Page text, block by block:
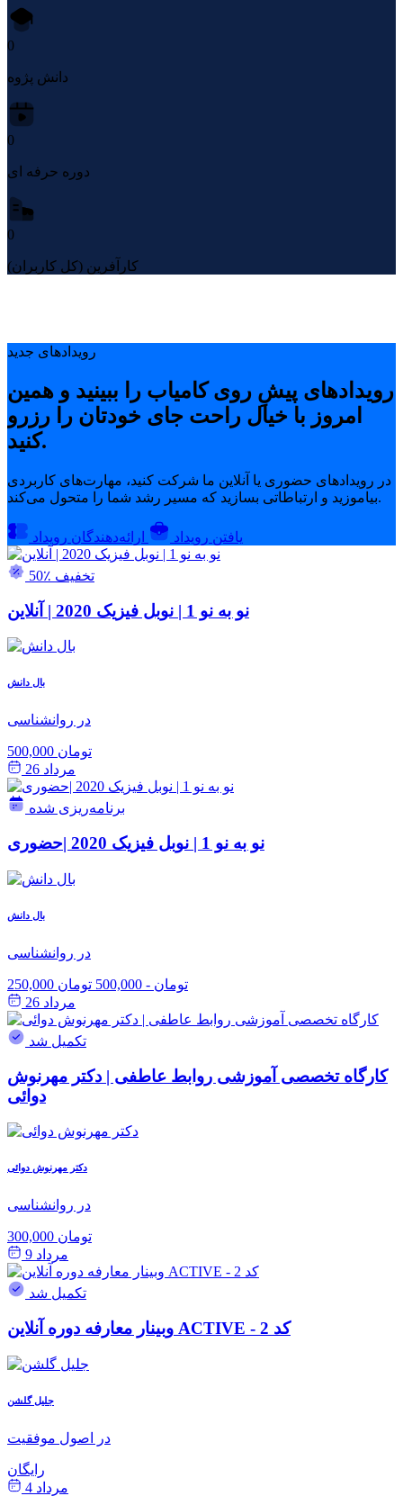
0
دانش پژوه
0
دوره حرفه ای
0
کارآفرین (کل کاربران)
رویدادهای جدید
رویدادهای پیشِ روی کامیاب را ببینید و همین
امروز با خیال راحت جای خودتان را رزرو
کنید.
در رویدادهای حضوری یا آنلاین ما شرکت کنید، مهارت‌های کاربردی
بیاموزید و ارتباطاتی بسازید که مسیر رشد شما را متحول می‌کند.
یافتن رویداد ارائه‌دهندگان رویداد
50٪ تخفیف
نو به نو 1 | نوبل فیزیک 2020 | آنلاین
بال دانش
در روانشناسی
500,000 تومان
مرداد 26
برنامه‌ریزی شده
نو به نو 1 | نوبل فیزیک 2020 |حضوری
بال دانش
در روانشناسی
250,000 تومان - 500,000 تومان
مرداد 26
تکمیل شد
کارگاه تخصصی آموزشی روابط عاطفی | دکتر مهرنوش
دوائی
دکتر مهرنوش دوائی
در روانشناسی
300,000 تومان
مرداد 9
تکمیل شد
وبینار معارفه دوره آنلاین ACTIVE - کد 2
جلیل گلشن
در اصول موفقیت
رایگان
مرداد 4